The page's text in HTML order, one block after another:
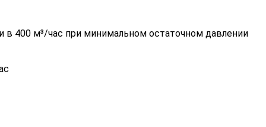
в 400 м³/час при минимальном остаточном давлении